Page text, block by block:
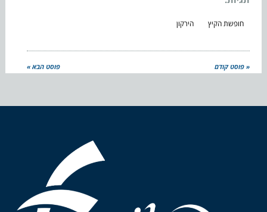
חופשת הקיץ הירקון
« פוסט קודם פוסט הבא »